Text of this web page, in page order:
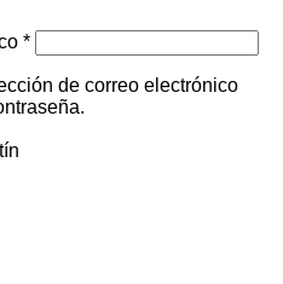
*Obligatorio
de correo electrónico